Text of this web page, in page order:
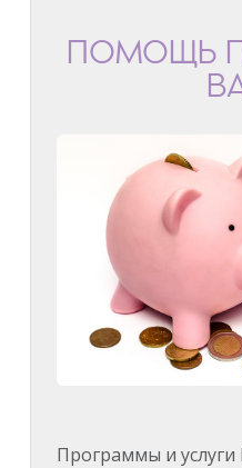
ПОМОЩЬ
Программы и услуги